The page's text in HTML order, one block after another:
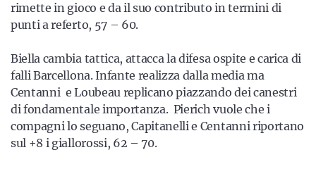
rimette in gioco e da il suo contributo in termini di
punti a referto, 57 – 60.
Biella cambia tattica, attacca la difesa ospite e carica di
falli Barcellona. Infante realizza dalla media ma
Centanni e Loubeau replicano piazzando dei canestri
di fondamentale importanza. Pierich vuole che i
compagni lo seguano, Capitanelli e Centanni riportano
sul +8 i giallorossi, 62 – 70.